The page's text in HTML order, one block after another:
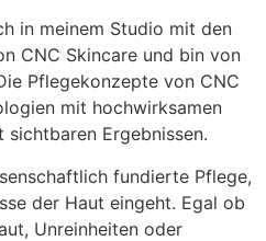
in meinem Studio mit den
CNC Skincare und bin von
Pflegekonzepte von CNC
mit hochwirksamen
Ergebnissen.
fundierte Pflege,
der Haut eingeht. Egal ob
Unreinheiten oder